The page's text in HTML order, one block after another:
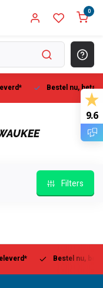
0
Bestel nu, betaal
Filters
Bestel nu, betaal
9.6